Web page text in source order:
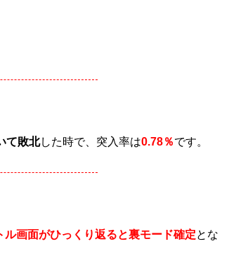
て敗北した時で、突入率は0.78％です。
画面がひっくり返ると裏モード確定とな